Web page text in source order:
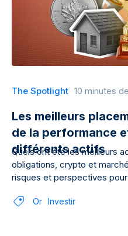
The Spotlight 10 minutes
Les meilleurs
de la performance
différents actifs
Quels ont été les meilleurs
obligations, crypto et
risques et perspectives pour
Or Investir